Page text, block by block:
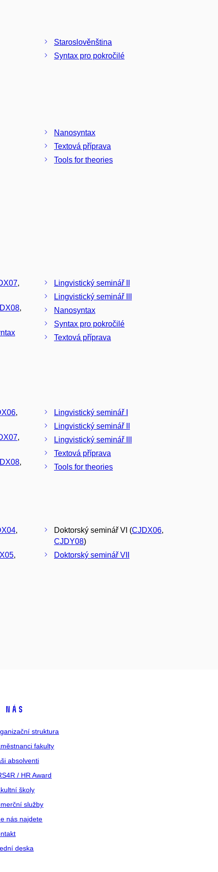
Staroslověnština
Syntax pro pokročilé
Nanosyntax
Textová příprava
Tools for theories
,
,
Lingvistický seminář II
Lingvistický seminář III
Nanosyntax
Syntax pro pokročilé
Textová příprava
,
,
,
Lingvistický seminář I
Lingvistický seminář II
Lingvistický seminář III
Textová příprava
Tools for theories
,
,
Doktorský seminář VI (CJDX06,
CJDY08)
Doktorský seminář VII
nás
struktura
fakulty
absolventi
/ HR Award
školy
služby
nás najdete
deska